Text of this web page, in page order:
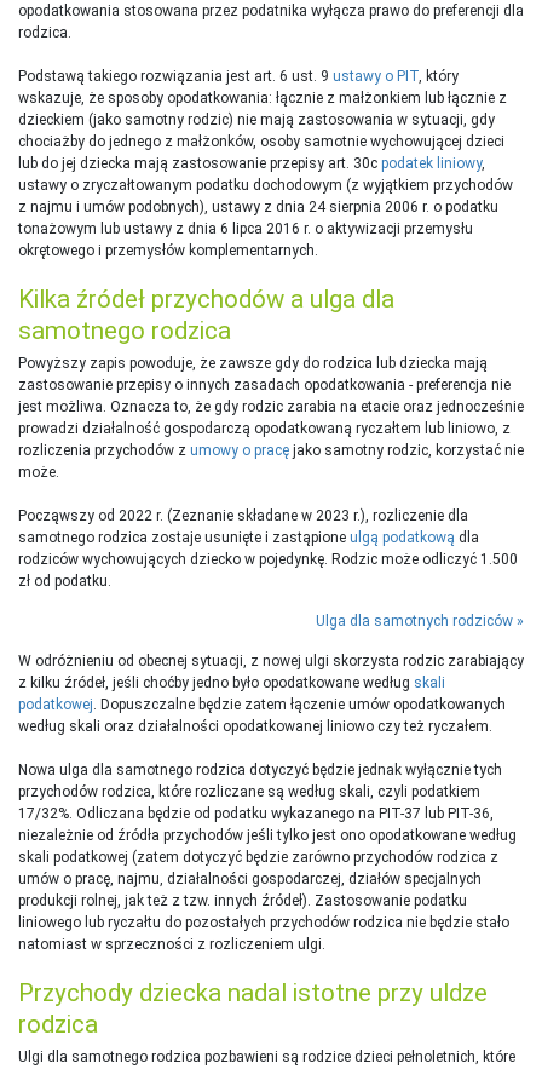
opodatkowania stosowana przez podatnika wyłącza prawo do preferencji dla
rodzica.
Podstawą takiego rozwiązania jest art. 6 ust. 9 ustawy o PIT, który
wskazuje, że sposoby opodatkowania: łącznie z małżonkiem lub łącznie z
dzieckiem (jako samotny rodzic) nie mają zastosowania w sytuacji, gdy
chociażby do jednego z małżonków, osoby samotnie wychowującej dzieci
lub do jej dziecka mają zastosowanie przepisy art. 30c podatek liniowy,
ustawy o zryczałtowanym podatku dochodowym (z wyjątkiem przychodów
z najmu i umów podobnych), ustawy z dnia 24 sierpnia 2006 r. o podatku
tonażowym lub ustawy z dnia 6 lipca 2016 r. o aktywizacji przemysłu
okrętowego i przemysłów komplementarnych.
Kilka źródeł przychodów a ulga dla
samotnego rodzica
Powyższy zapis powoduje, że zawsze gdy do rodzica lub dziecka mają
zastosowanie przepisy o innych zasadach opodatkowania - preferencja nie
jest możliwa. Oznacza to, że gdy rodzic zarabia na etacie oraz jednocześnie
prowadzi działalność gospodarczą opodatkowaną ryczałtem lub liniowo, z
rozliczenia przychodów z umowy o pracę jako samotny rodzic, korzystać nie
może.
Począwszy od 2022 r. (Zeznanie składane w 2023 r.), rozliczenie dla
samotnego rodzica zostaje usunięte i zastąpione ulgą podatkową dla
rodziców wychowujących dziecko w pojedynkę. Rodzic może odliczyć 1.500
zł od podatku.
Ulga dla samotnych rodziców
W odróżnieniu od obecnej sytuacji, z nowej ulgi skorzysta rodzic zarabiający
z kilku źródeł, jeśli choćby jedno było opodatkowane według skali
podatkowej. Dopuszczalne będzie zatem łączenie umów opodatkowanych
według skali oraz działalności opodatkowanej liniowo czy też ryczałem.
Nowa ulga dla samotnego rodzica dotyczyć będzie jednak wyłącznie tych
przychodów rodzica, które rozliczane są według skali, czyli podatkiem
17/32%. Odliczana będzie od podatku wykazanego na PIT-37 lub PIT-36,
niezależnie od źródła przychodów jeśli tylko jest ono opodatkowane według
skali podatkowej (zatem dotyczyć będzie zarówno przychodów rodzica z
umów o pracę, najmu, działalności gospodarczej, działów specjalnych
produkcji rolnej, jak też z tzw. innych źródeł). Zastosowanie podatku
liniowego lub ryczałtu do pozostałych przychodów rodzica nie będzie stało
natomiast w sprzeczności z rozliczeniem ulgi.
Przychody dziecka nadal istotne przy uldze
rodzica
Ulgi dla samotnego rodzica pozbawieni są rodzice dzieci pełnoletnich, które